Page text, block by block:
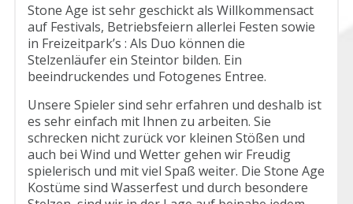
Stone Age ist sehr geschickt als Willkommensact
auf Festivals, Betriebsfeiern allerlei Festen sowie
in Freizeitpark’s : Als Duo können die
Stelzenläufer ein Steintor bilden. Ein
beeindruckendes und Fotogenes Entree.
Unsere Spieler sind sehr erfahren und deshalb ist
es sehr einfach mit Ihnen zu arbeiten. Sie
schrecken nicht zurück vor kleinen Stößen und
auch bei Wind und Wetter gehen wir Freudig
spielerisch und mit viel Spaß weiter. Die Stone Age
Kostüme sind Wasserfest und durch besondere